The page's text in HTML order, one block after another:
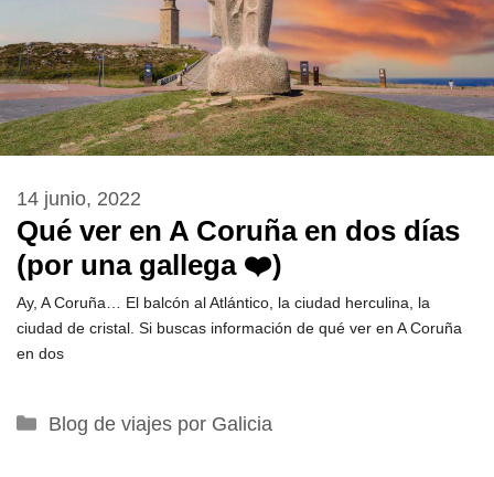
Qué ver en A Coruña en dos días
(por una gallega ❤️)
14 junio, 2022
Ay, A Coruña… El balcón al Atlántico, la ciudad herculina, la
ciudad de cristal. Si buscas información de qué ver en A Coruña
en dos
Categorías
Blog de viajes por Galicia